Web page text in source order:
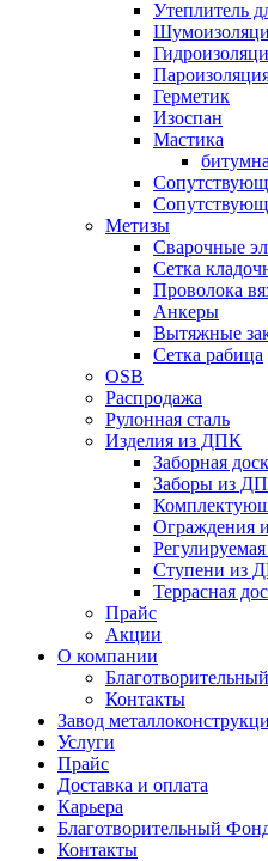
Утеплитель
Герметик
Изоспан
Мастика
Метизы
Сварочные
Сетка
Проволока
Анкеры
Вытяжные
Сетка рабица
OSB
Распродажа
Рулонная сталь
Изделия из ДПК
Заборная
Заборы из
Ограждения
Ступени из
Террасная
Прайс
Акции
О компании
Контакты
Завод
Услуги
Прайс
Доставка и оплата
Карьера
Благотворительный
Контакты